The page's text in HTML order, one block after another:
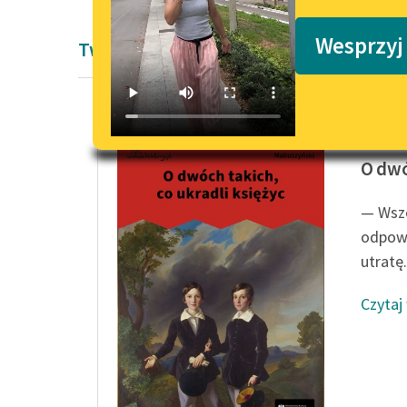
Twórczość Kornela Makuszyńskiego
O
—
Czytaj